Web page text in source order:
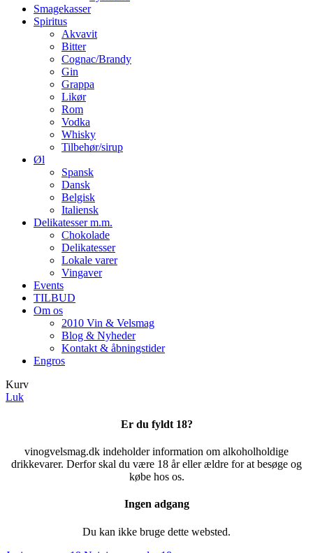
Smagekasser
Spiritus
Akvavit
Bitter
Cognac/Brandy
Gin
Grappa
Likør
Rom
Vodka
Whisky
Tilbehør/sirup
Øl
Spansk
Dansk
Belgisk
Italiensk
Delikatesser m.m.
Chokolade
Delikatesser
Lokale varer
Vingaver
Events
TILBUD
Om os
2010 Vin & Velsmag
Blog & Nyheder
Kontakt & åbningstider
Engros
Kurv
Luk
Er du fyldt 18?
vinogvelsmag.dk indeholder information om alkoholholdige
drikkevarer. Derfor skal du være 18 år eller ældre for at besøge og
købe hos os.
Ingen adgang
Du kan ikke bruge dette websted.